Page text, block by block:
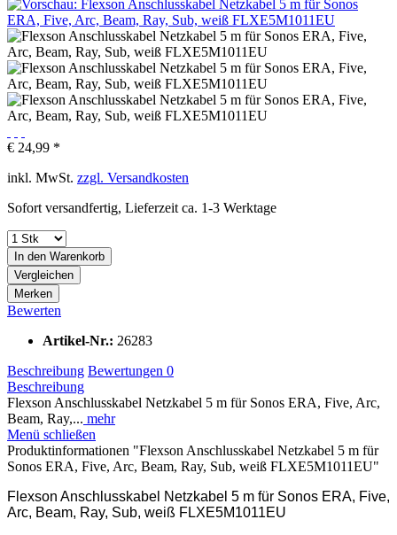
€ 24,99 *
inkl. MwSt. zzgl. Versandkosten
Sofort versandfertig, Lieferzeit ca. 1-3 Werktage
In den Warenkorb
Vergleichen
Merken
Bewerten
Artikel-Nr.: 26283
Beschreibung Bewertungen 0
Beschreibung
Flexson Anschlusskabel Netzkabel 5 m für Sonos ERA, Five, Arc,
Beam, Ray,... mehr
Menü schließen
Produktinformationen "Flexson Anschlusskabel Netzkabel 5 m für
Sonos ERA, Five, Arc, Beam, Ray, Sub, weiß FLXE5M1011EU"
Flexson Anschlusskabel Netzkabel 5 m für Sonos ERA, Five,
Arc, Beam, Ray, Sub, weiß FLXE5M1011EU